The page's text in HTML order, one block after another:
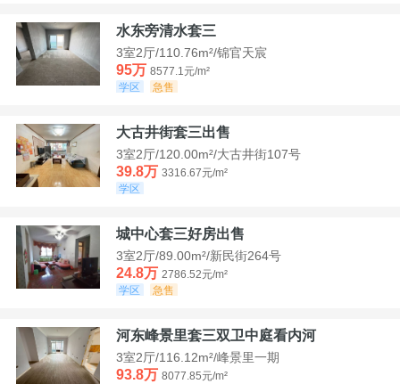
水东旁清水套三
3室2厅/110.76m²/锦官天宸
95万 8577.1元/m²
学区
急售
大古井街套三出售
3室2厅/120.00m²/大古井街107号
39.8万 3316.67元/m²
学区
城中心套三好房出售
3室2厅/89.00m²/新民街264号
24.8万 2786.52元/m²
学区
急售
河东峰景里套三双卫中庭看内河
3室2厅/116.12m²/峰景里一期
93.8万 8077.85元/m²